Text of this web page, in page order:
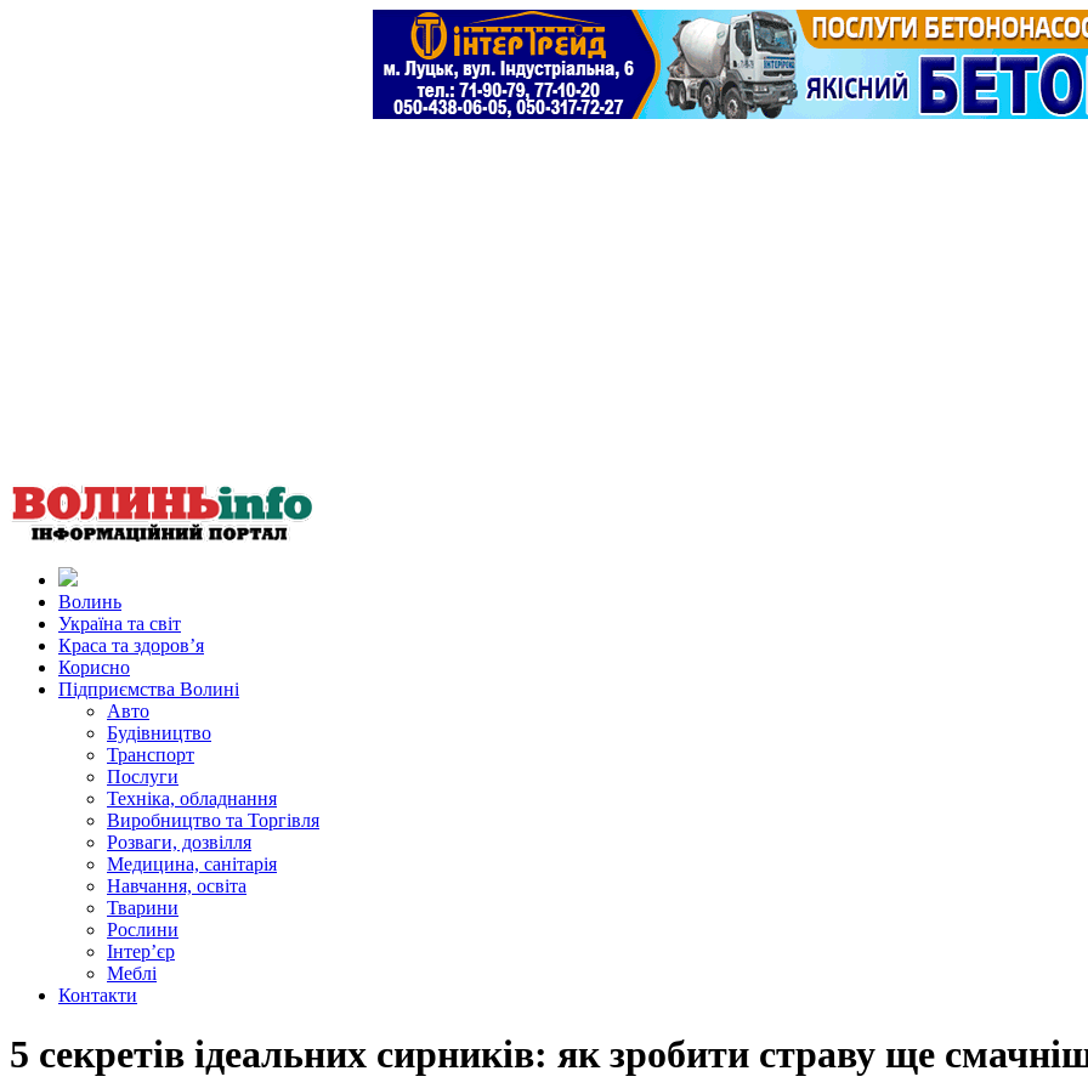
Волинь
Україна та світ
Краса та здоров’я
Корисно
Підприємства Волині
Авто
Будівництво
Транспорт
Послуги
Техніка, обладнання
Виробництво та Торгівля
Розваги, дозвілля
Медицина, санітарія
Навчання, освіта
Тварини
Рослини
Інтер’єр
Меблі
Контакти
5 секретів ідеальних сирників: як зробити страву ще